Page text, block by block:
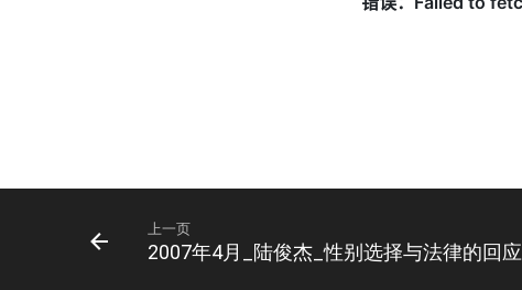
上一页
2007年4月_陆俊杰_性别选择与法律的回应